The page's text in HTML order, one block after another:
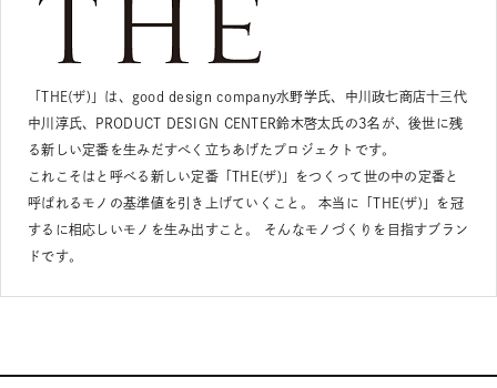
「THE(ザ)」は、good design company水野学氏、中川政七商店十三代
中川淳氏、PRODUCT DESIGN CENTER鈴木啓太氏の3名が、後世に残
る新しい定番を生みだすべく立ちあげたプロジェクトです。
これこそはと呼べる新しい定番「THE(ザ)」をつくって世の中の定番と
呼ばれるモノの基準値を引き上げていくこと。 本当に「THE(ザ)」を冠
するに相応しいモノを生み出すこと。 そんなモノづくりを目指すブラン
ドです。